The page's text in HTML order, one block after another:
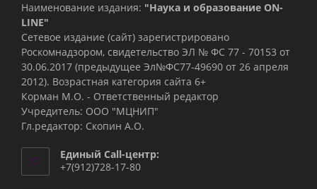
Наименование издания: "Наука и образование ON-
LINE"
Сетевое издание (сайт) зарегистрировано
Роскомнадзором, свидетельство ЭЛ № ФС 77 - 70153 от
30.06.2017 (предыдущее Эл№ФC77-49690 от 26 апреля
2012). Возрастная категория сайта 6+
Корман М.О. - Ответственный редактор
Учредитель: ООО "МЦНИП"
Гл.редактор: Скопин А.О.
Единый Call-центр:
+7(912)728-17-80